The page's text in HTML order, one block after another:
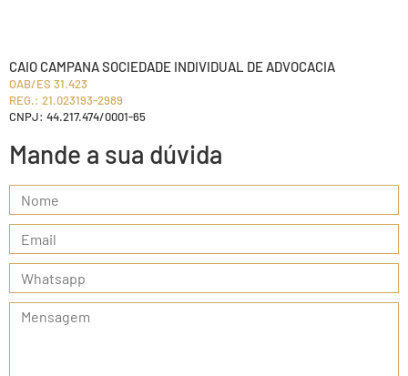
Mande a sua dúvida
CAIO CAMPANA SOCIEDADE INDIVIDUAL DE ADVOCACIA
OAB/ES 31.423
REG.: 21.023193-2989
CNPJ: 44.217.474/0001-65